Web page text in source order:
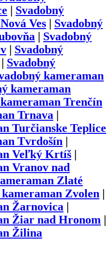
Svadobný
Ves
Svadobný
Svadobný
Svadobný
Svadobný
kameraman
kameraman
Trenčín
Trnava
Turčianske Teplice
Tvrdošín
Veľký Krtíš
Vranov nad
Zlaté
kameraman Zvolen
Žarnovica
Žiar nad Hronom
Žilina